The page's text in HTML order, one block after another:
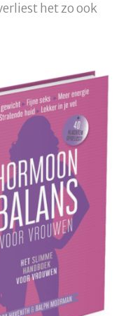
het zo ook